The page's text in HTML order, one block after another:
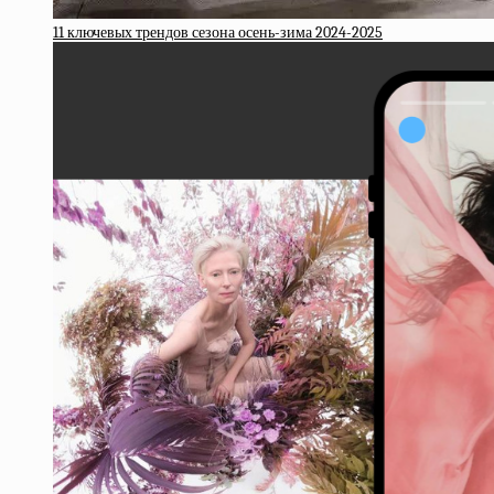
11 ключевых трендов сезона осень-зима 2024-2025